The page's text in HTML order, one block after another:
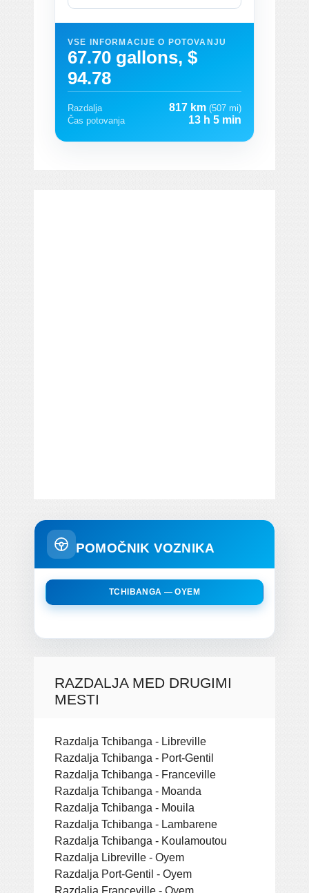
VSE INFORMACIJE O POTOVANJU
67.70 gallons, $
94.78
Razdalja 817 km (507 mi)
Čas potovanja
13 h 5 min
POMOČNIK VOZNIKA
TCHIBANGA — OYEM
RAZDALJA MED DRUGIMI
MESTI
Razdalja Tchibanga - Libreville
Razdalja Tchibanga - Port-Gentil
Razdalja Tchibanga - Franceville
Razdalja Tchibanga - Moanda
Razdalja Tchibanga - Mouila
Razdalja Tchibanga - Lambarene
Razdalja Tchibanga - Koulamoutou
Razdalja Libreville - Oyem
Razdalja Port-Gentil - Oyem
Razdalja Franceville - Oyem